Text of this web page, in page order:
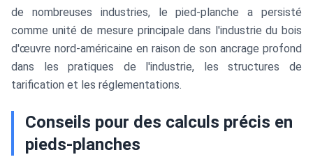
de nombreuses industries, le pied-planche a persisté
comme unité de mesure principale dans l'industrie du bois
d'œuvre nord-américaine en raison de son ancrage profond
dans les pratiques de l'industrie, les structures de
tarification et les réglementations.
Conseils pour des calculs précis en
pieds-planches